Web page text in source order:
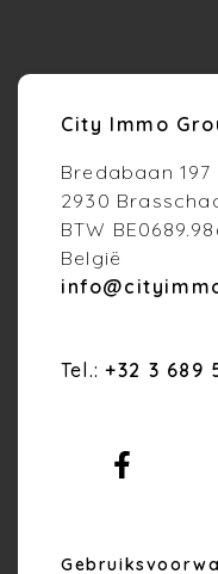
City Immo
Bredabaan 197
2930
BTW
België
Tel.: +32 3 689